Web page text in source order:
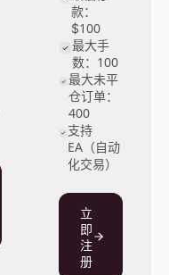
款：
$100
最大手
数：100
最大未平
仓订单：
400
支持
EA（自动
化交易）
立
即
注
册